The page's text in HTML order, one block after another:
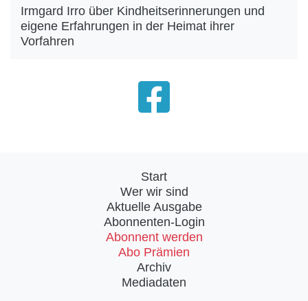
Irmgard Irro über Kindheitserinnerungen und
eigene Erfahrungen in der Heimat ihrer
Vorfahren
Start
Wer wir sind
Aktuelle Ausgabe
Abonnenten-Login
Abonnent werden
Abo Prämien
Archiv
Mediadaten